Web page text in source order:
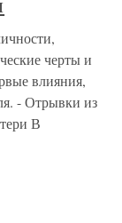
черты и
влияния,
- Отрывки из
В